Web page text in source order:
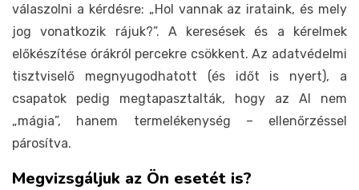
válaszolni a kérdésre: „Hol vannak az irataink, és mely
jog vonatkozik rájuk?”. A keresések és a kérelmek
előkészítése órákról percekre csökkent. Az adatvédelmi
tisztviselő megnyugodhatott (és időt is nyert), a
csapatok pedig megtapasztalták, hogy az AI nem
„mágia”, hanem termelékenység – ellenőrzéssel
párosítva.
Megvizsgáljuk az Ön esetét is?